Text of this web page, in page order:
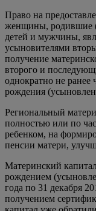
Право на
женщины, родившие
детей и мужчины,
усыновителями
получение
второго и
однократно не ранее
рождения
Региональный
полностью или по
ребенком, на
пенсии матери,
Материнский
рождением
года по 31 декабря
получением